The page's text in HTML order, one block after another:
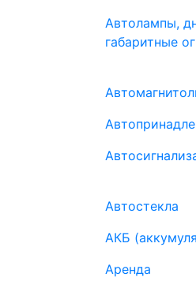
Автолампы,
габаритные
Автостекла
АКБ
Аренда